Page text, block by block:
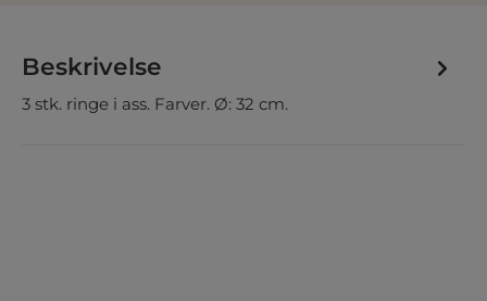
Beskrivelse
3 stk. ringe i ass. Farver. Ø: 32 cm.